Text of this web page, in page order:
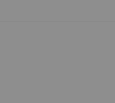
po zachowaniu